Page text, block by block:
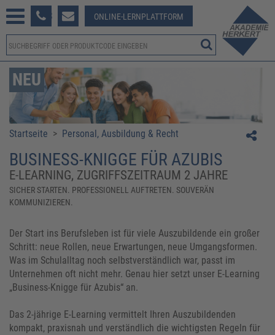
381-123 ONLINE-LERNPLATTFORM
NEU
Startseite > Personal, Ausbildung & Recht
BUSINESS-KNIGGE FÜR AZUBIS
E-LEARNING, ZUGRIFFSZEITRAUM 2 JAHRE
SICHER STARTEN. PROFESSIONELL AUFTRETEN. SOUVERÄN
KOMMUNIZIEREN.
Der Start ins Berufsleben ist für viele Auszubildende ein großer
Schritt: neue Rollen, neue Erwartungen, neue Umgangsformen.
Was im Schulalltag noch selbstverständlich war, passt im
Unternehmen oft nicht mehr. Genau hier setzt unser E-Learning
„Business-Knigge für Azubis“ an.
Das 2-jährige E-Learning vermittelt Ihren Auszubildenden
kompakt, praxisnah und verständlich die wichtigsten Regeln für